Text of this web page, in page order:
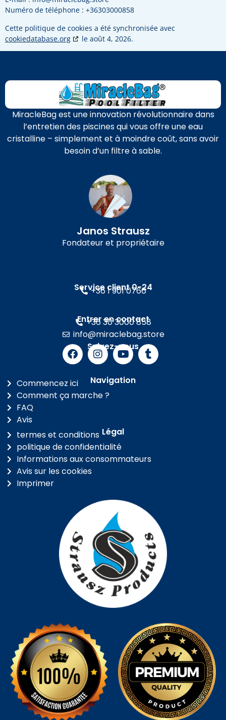
Numéro de téléphone : +36303000858
Cette politique de cookies a été synchronisée avec
cookiedatabase.org
le août 4, 2026.
MiracleBag est une innovation révolutionnaire dans
l’entretien des piscines qui vous offre une eau
cristalline – simplement et à moindre coût, sans avoir
besoin d’un filtre à sable.
Janos Strausz
Fondateur et propriétaire
Service client 0-24
+36 1 901 0766
Entrer en contact
+36 30 3000 858
info@miraclebag.store
Suivez-nous
Navigation
Commencez ici
Comment ça marche ?
FAQ
Avis
Légal
termes et conditions
politique de confidentialité
Informations aux consommateurs
Avis sur les cookies
Imprimer